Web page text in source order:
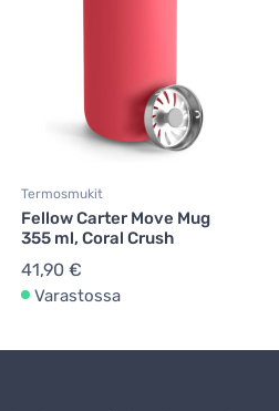
Termosmukit
Fellow Carter Move Mug
355 ml, Coral Crush
41,90 €
Varastossa